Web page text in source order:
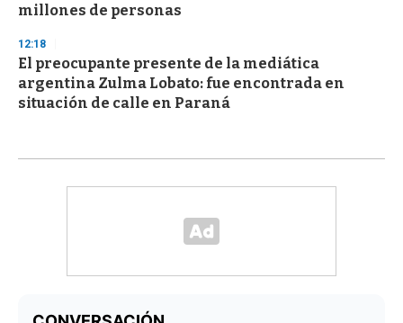
millones de personas
12:18
El preocupante presente de la mediática
argentina Zulma Lobato: fue encontrada en
situación de calle en Paraná